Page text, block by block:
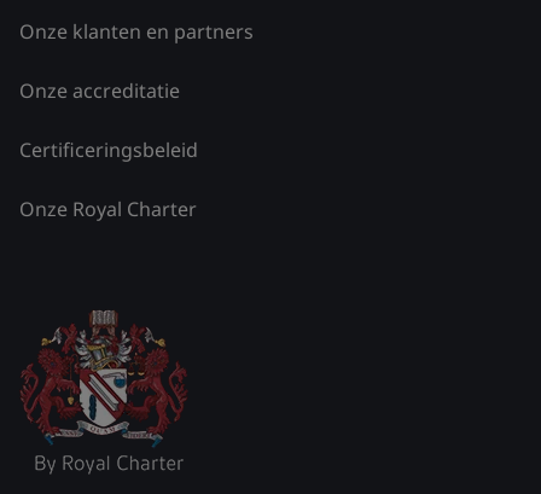
Onze klanten en partners
Onze accreditatie
Certificeringsbeleid
Onze Royal Charter